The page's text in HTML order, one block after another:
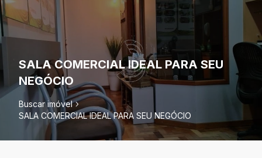
SALA COMERCIAL IDEAL PARA SEU
NEGÓCIO
Buscar imóvel
SALA COMERCIAL IDEAL PARA SEU NEGÓCIO